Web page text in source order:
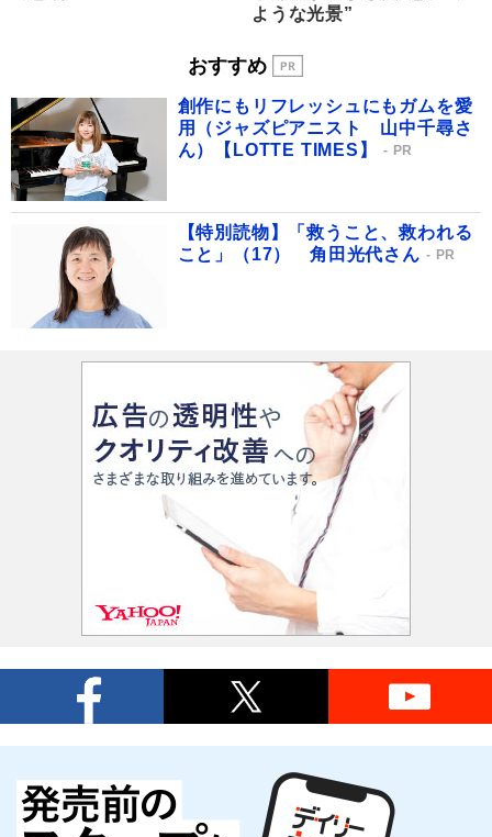
ような光景”
おすすめ
創作にもリフレッシュにもガムを愛
用（ジャズピアニスト 山中千尋さ
ん）【LOTTE TIMES】
PR
【特別読物】「救うこと、救われる
こと」（17） 角田光代さん
PR